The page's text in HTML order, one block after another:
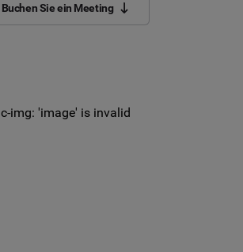
Buchen Sie ein Meeting
c-img: 'image' is invalid